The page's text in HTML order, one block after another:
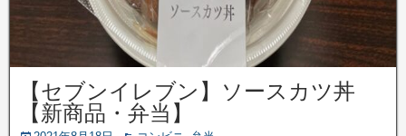
【セブンイレブン】ソースカツ丼
【新商品・弁当】